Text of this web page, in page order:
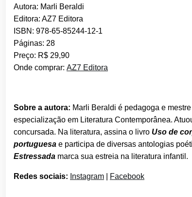
Autora: Marli Beraldi
Editora: AZ7 Editora
ISBN: 978-65-85244-12-1
Páginas: 28
Preço: R$ 29,90
Onde comprar: AZ7 Editora
Sobre a autora: Marli Beraldi é pedagoga e
especialização em Literatura Contemporânea.
concursada. Na literatura, assina o livro Uso de
portuguesa e participa de diversas antologias
Estressada marca sua estreia na literatura infantil.
Redes sociais: Instagram Facebook